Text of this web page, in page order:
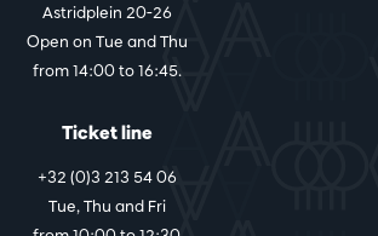
Astridplein 20-26
Open on Tue and Thu
from 14:00 to 16:45.
Ticket line
+32 (0)3 213 54 06
Tue, Thu and Fri